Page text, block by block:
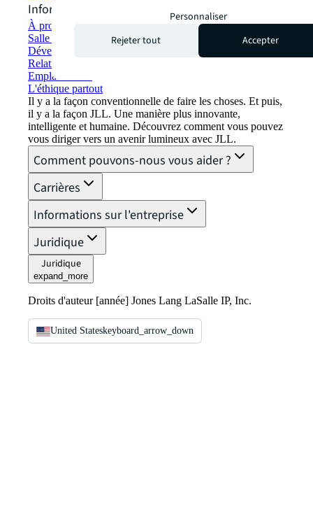
Informations sur l'entreprise
À propos de JLL
Salle de presse
Développement durable chez JLL
Relations avec les investisseurs
Emplacements
L'éthique partout
Il y a la façon conventionnelle de faire les choses. Et puis,
il y a la façon JLL. Une manière plus innovante,
intelligente et humaine. Découvrez comment vous pouvez
vous diriger vers un avenir lumineux avec JLL.
Comment pouvons-nous vous aider ?
Carrières
Informations sur l'entreprise
Juridique
Juridique
expand_more
Droits d'auteur [année] Jones Lang LaSalle IP, Inc.
United Stateskeyboard_arrow_down
Personnaliser
Rejeter tout
Accepter